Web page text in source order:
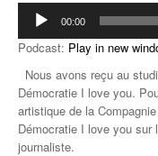
Lecteur
audio
00:00
Podcast: Play in new
Nous avons reçu au
Démocratie I love you.
artistique de la
Démocratie I love you
journaliste.